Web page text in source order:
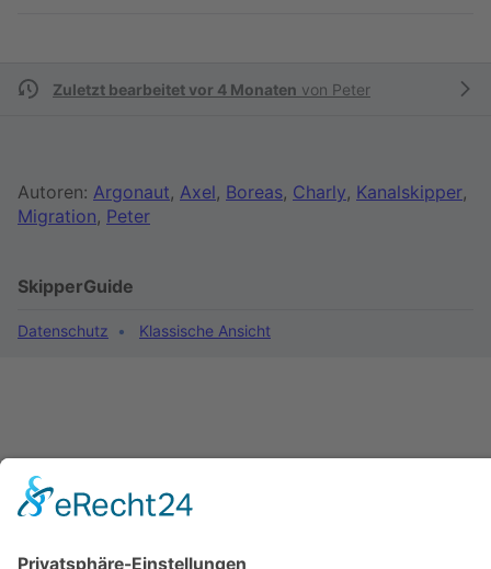
Zuletzt bearbeitet vor 4 Monaten von Peter
Autoren: Argonaut, Axel, Boreas, Charly, Kanalskipper,
Migration, Peter
SkipperGuide
Datenschutz Klassische Ansicht